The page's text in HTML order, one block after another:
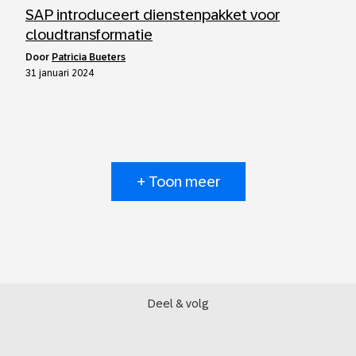
SAP introduceert dienstenpakket voor
cloudtransformatie
door Patricia Bueters
31 januari 2024
+ Toon meer
Deel & volg